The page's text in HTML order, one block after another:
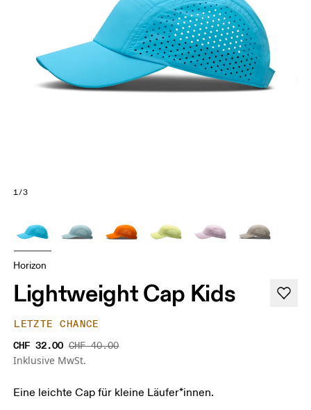
1/3
Horizon
Lightweight Cap Kids
LETZTE CHANCE
CHF 32.00 CHF 40.00
Inklusive MwSt.
Eine leichte Cap für kleine Läufer*innen.